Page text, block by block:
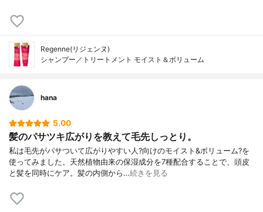
Regenne(リジェンヌ)
シャンプー／トリートメント モイスト＆ボリューム
hana
5.00
髪のパサツキ広がりを教えて毛先しっとり。
私は毛先がパサついて広がりやすい人?向けのモイスト&ボリューム?を
使ってみました。天然植物由来の保湿成分を7種配合することで、頭皮
と髪を同時にケア。髪の内側から…続きを見る